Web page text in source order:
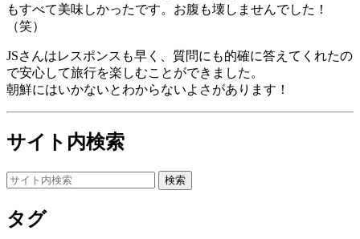
もすべて美味しかったです。お腹も壊しませんでした！
（笑）
JSさんはレスポンスも早く、質問にも的確に答えてくれたの
で安心して旅行を楽しむことができました。
朝鮮にはいかないとわからないよさがあります！
サイト内検索
タグ